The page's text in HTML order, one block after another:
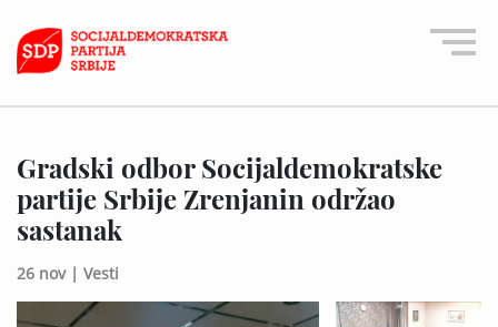
Gradski odbor Socijaldemokratske
partije Srbije Zrenjanin održao
sastanak
26 nov | Vesti